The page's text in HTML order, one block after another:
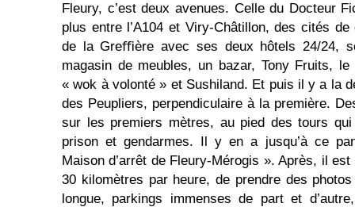
Fleury, c’est deux avenues. Celle du Docteur
plus entre l’A104 et Viry-Châtillon, des cités
de la Greﬃère avec ses deux hôtels 24/24,
magasin de meubles, un bazar, Tony Fruits,
« wok à volonté » et Sushiland. Et puis il y a la
des Peupliers, perpendiculaire à la première.
sur les premiers mètres, au pied des tours
prison et gendarmes. Il y en a jusqu’à ce
Maison d’arrêt de Fleury-Mérogis ». Après, il
30 kilomètres par heure, de prendre des
longue, parkings immenses de part et